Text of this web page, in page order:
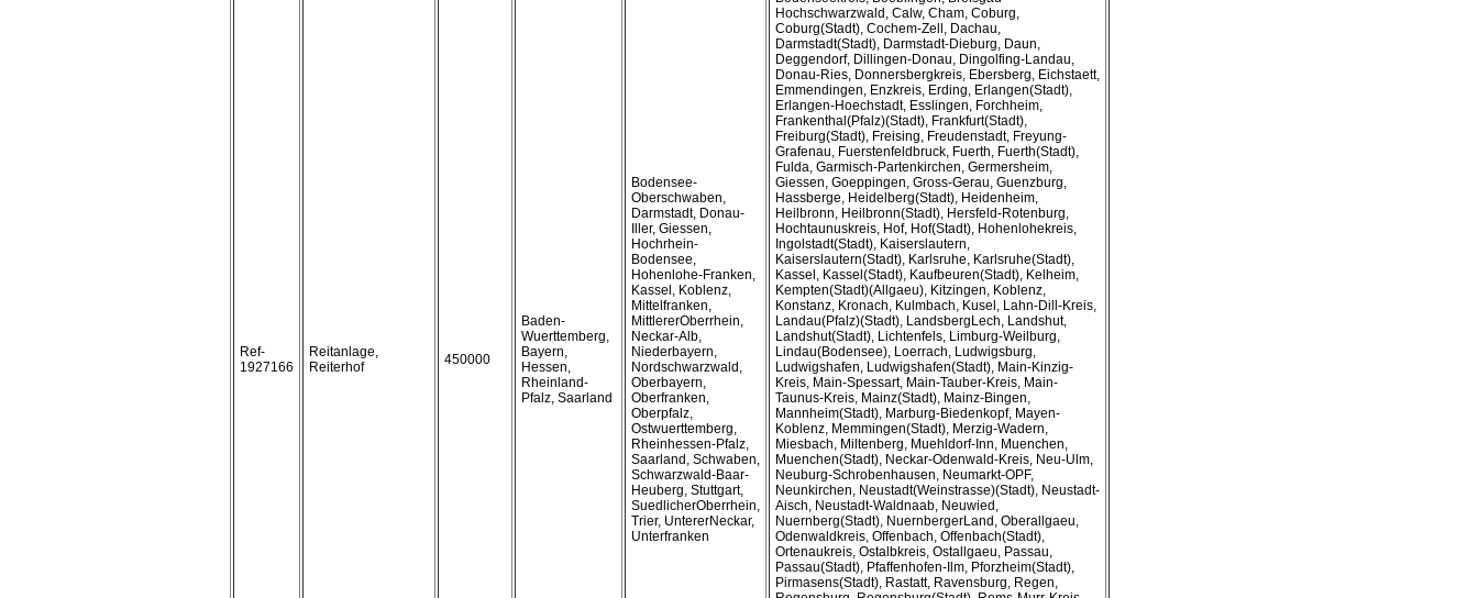
Ref-
1927166
Reitanlage,
Reiterhof
450000
Baden-
Wuerttemberg,
Bayern,
Hessen,
Rheinland-
Pfalz, Saarland
Bodensee-
Oberschwaben,
Darmstadt, Donau-
Iller, Giessen,
Hochrhein-
Bodensee,
Hohenlohe-Franken,
Kassel, Koblenz,
Mittelfranken,
MittlererOberrhein,
Neckar-Alb,
Niederbayern,
Nordschwarzwald,
Oberbayern,
Oberfranken,
Oberpfalz,
Ostwuerttemberg,
Rheinhessen-Pfalz,
Saarland, Schwaben,
Schwarzwald-Baar-
Heuberg, Stuttgart,
SuedlicherOberrhein,
Trier, UntererNeckar,
Unterfranken
Hochschwarzwald, Calw, Cham, Coburg,
Coburg(Stadt), Cochem-Zell, Dachau,
Darmstadt(Stadt), Darmstadt-Dieburg, Daun,
Deggendorf, Dillingen-Donau, Dingolfing-Landau,
Donau-Ries, Donnersbergkreis, Ebersberg, Eichstaett,
Emmendingen, Enzkreis, Erding, Erlangen(Stadt),
Erlangen-Hoechstadt, Esslingen, Forchheim,
Frankenthal(Pfalz)(Stadt), Frankfurt(Stadt),
Freiburg(Stadt), Freising, Freudenstadt, Freyung-
Grafenau, Fuerstenfeldbruck, Fuerth, Fuerth(Stadt),
Fulda, Garmisch-Partenkirchen, Germersheim,
Giessen, Goeppingen, Gross-Gerau, Guenzburg,
Hassberge, Heidelberg(Stadt), Heidenheim,
Heilbronn, Heilbronn(Stadt), Hersfeld-Rotenburg,
Hochtaunuskreis, Hof, Hof(Stadt), Hohenlohekreis,
Ingolstadt(Stadt), Kaiserslautern,
Kaiserslautern(Stadt), Karlsruhe, Karlsruhe(Stadt),
Kassel, Kassel(Stadt), Kaufbeuren(Stadt), Kelheim,
Kempten(Stadt)(Allgaeu), Kitzingen, Koblenz,
Konstanz, Kronach, Kulmbach, Kusel, Lahn-Dill-Kreis,
Landau(Pfalz)(Stadt), LandsbergLech, Landshut,
Landshut(Stadt), Lichtenfels, Limburg-Weilburg,
Lindau(Bodensee), Loerrach, Ludwigsburg,
Ludwigshafen, Ludwigshafen(Stadt), Main-Kinzig-
Kreis, Main-Spessart, Main-Tauber-Kreis, Main-
Taunus-Kreis, Mainz(Stadt), Mainz-Bingen,
Mannheim(Stadt), Marburg-Biedenkopf, Mayen-
Koblenz, Memmingen(Stadt), Merzig-Wadern,
Miesbach, Miltenberg, Muehldorf-Inn, Muenchen,
Muenchen(Stadt), Neckar-Odenwald-Kreis, Neu-Ulm,
Neuburg-Schrobenhausen, Neumarkt-OPF,
Neunkirchen, Neustadt(Weinstrasse)(Stadt), Neustadt-
Aisch, Neustadt-Waldnaab, Neuwied,
Nuernberg(Stadt), NuernbergerLand, Oberallgaeu,
Odenwaldkreis, Offenbach, Offenbach(Stadt),
Ortenaukreis, Ostalbkreis, Ostallgaeu, Passau,
Passau(Stadt), Pfaffenhofen-Ilm, Pforzheim(Stadt),
Pirmasens(Stadt), Rastatt, Ravensburg, Regen,